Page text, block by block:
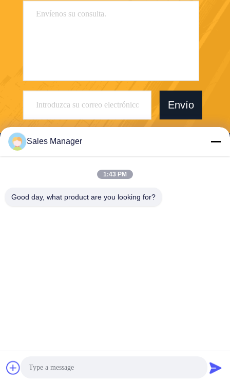
Envío
Co., Ltd
Sales Manager
1:43 PM
Good day, what product are you looking for?